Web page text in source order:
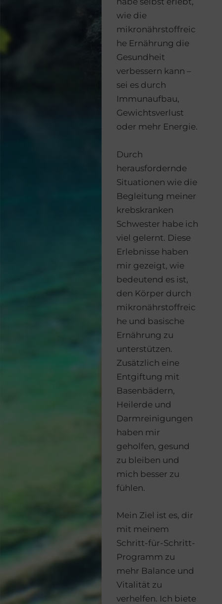
wie die
mikronährstoffreic
he Ernährung die
Gesundheit
verbessern kann –
sei es durch
Immunaufbau,
Gewichtsverlust
oder mehr Energie.
Durch
herausfordernde
Situationen wie die
Begleitung meiner
krebskranken
Schwester habe ich
viel gelernt. Diese
Erlebnisse haben
mir gezeigt, wie
bedeutend es ist,
den Körper durch
mikronährstoffreic
he und basische
Ernährung zu
unterstützen.
Zusätzlich eine
Entgiftung mit
Basenbädern,
Heilerde und
Darmreinigungen
haben mir
geholfen, gesund
zu bleiben und
mich besser zu
fühlen.
Mein Ziel ist es, dir
mit meinem
Schritt-für-Schritt-
Programm zu
mehr Balance und
Vitalität zu
verhelfen. Ich biete